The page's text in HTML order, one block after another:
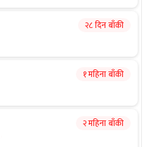
२८ दिन बाँकी
१ महिना बाँकी
२ महिना बाँकी